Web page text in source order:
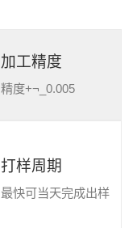
加工精度
精度+¬_0.005
打样周期
最快可当天完成出样